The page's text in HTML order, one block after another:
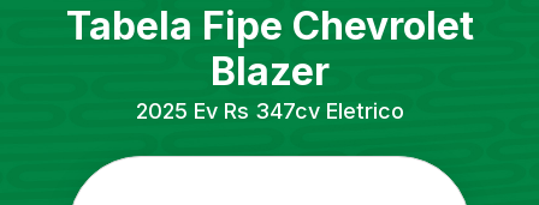
Tabela Fipe Chevrolet
Blazer
2025 Ev Rs 347cv Eletrico